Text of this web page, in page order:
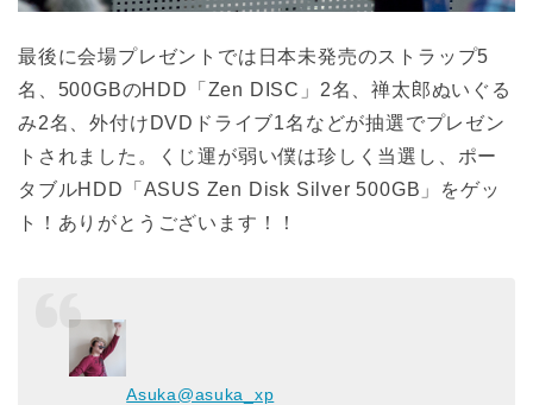
最後に会場プレゼントでは日本未発売のストラップ5
名、500GBのHDD「Zen DISC」2名、禅太郎ぬいぐる
み2名、外付けDVDドライブ1名などが抽選でプレゼン
トされました。くじ運が弱い僕は珍しく当選し、ポー
タブルHDD「ASUS Zen Disk Silver 500GB」をゲッ
ト！ありがとうございます！！
Asuka@asuka_xp